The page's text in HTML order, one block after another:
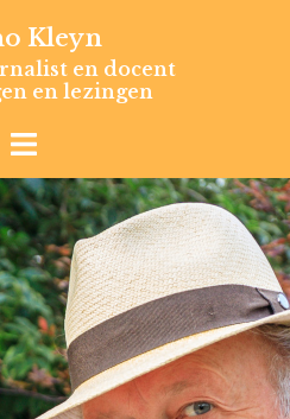
Kleyn
en docent
en lezingen